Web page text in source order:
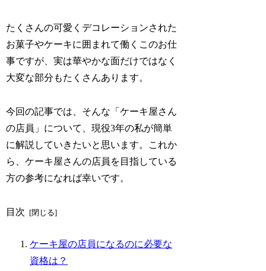
たくさんの可愛くデコレーションされた
お菓子やケーキに囲まれて働くこのお仕
事ですが、実は華やかな面だけではなく
大変な部分もたくさんあります。
今回の記事では、そんな「ケーキ屋さん
の店員」について、現役3年の私が簡単
に解説していきたいと思います。これか
ら、ケーキ屋さんの店員を目指している
方の参考になれば幸いです。
目次
ケーキ屋の店員になるのに必要な
資格は？